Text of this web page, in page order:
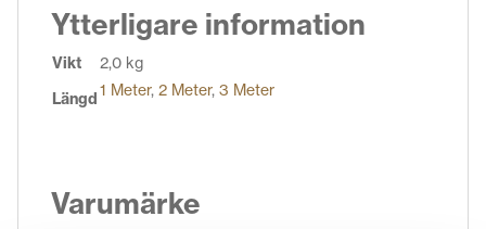
Ytterligare information
Vikt
2,0 kg
Längd1 Meter, 2 Meter, 3 Meter
Varumärke